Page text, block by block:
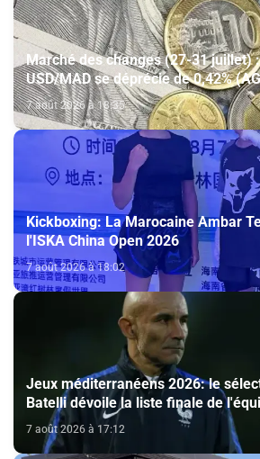
Marché des changes (27-31 juillet)
USD/MAD se déprécie de 0,42%
7 août 2026 à 18:35
Kickboxing: La Marocaine Ambar
l'ISKA China Open 2026
7 août 2026 à 18:02
Jeux méditerranéens 2026: le
Batelli dévoile la liste finale de
7 août 2026 à 17:12